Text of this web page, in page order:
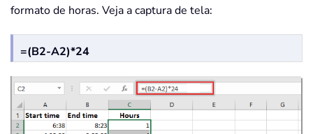
formato de horas. Veja a captura de tela:
=(B2-A2)*24